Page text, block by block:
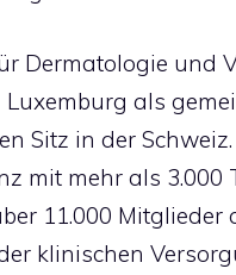
Dermatologie und
als
Sitz in der Schweiz.
mit mehr als 3.000
11.000 Mitglieder
klinischen